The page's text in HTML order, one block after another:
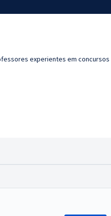
experientes em concursos